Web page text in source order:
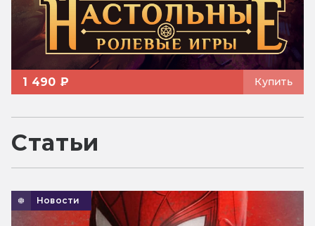
1 490 ₽ Купить
Статьи
Новости